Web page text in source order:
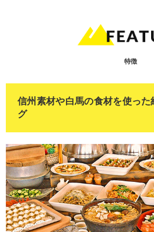
特徴
信州素材や白馬の食材を使っ
グ